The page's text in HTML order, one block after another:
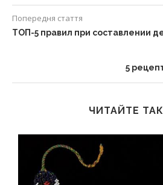
Попередня стаття
ТОП-5 правил при составлении
5
ЧИТАЙТЕ